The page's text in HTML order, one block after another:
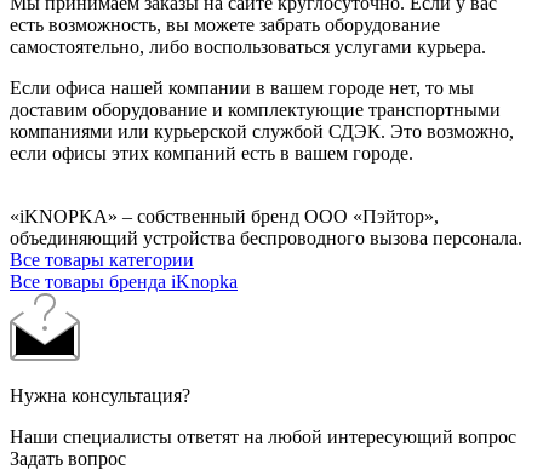
есть возможность, вы можете забрать оборудование
самостоятельно, либо воспользоваться услугами курьера.
Если офиса нашей компании в вашем городе нет, то мы
доставим оборудование и комплектующие транспортными
компаниями или курьерской службой СДЭК. Это возможно,
если офисы этих компаний есть в вашем городе.
«iKNOPKA» – собственный бренд ООО «Пэйтор»,
объединяющий устройства беспроводного вызова персонала.
Все товары категории
Все товары бренда iKnopka
Нужна консультация?
Наши специалисты ответят на любой интересующий вопрос
Задать вопрос